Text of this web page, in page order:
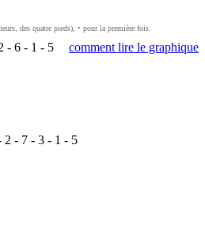
des quatre pieds), • pour la première fois.
- 6 - 1 - 5 comment lire le graphique
2 - 7 - 3 - 1 - 5